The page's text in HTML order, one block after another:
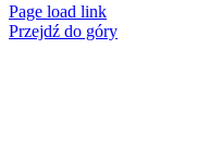
Page load link
Przejdź do góry